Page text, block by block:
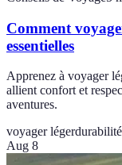
Comment
essentielles
Apprenez à voyager
allient confort et
aventures.
voyager légerdurabilité
Aug 8